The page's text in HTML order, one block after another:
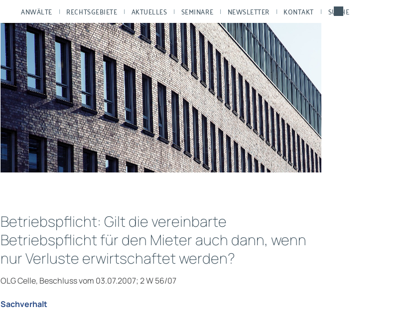
ANWÄLTE RECHTSGEBIETE AKTUELLES SEMINARE NEWSLETTER KONTAKT SUCHE
Betriebspflicht: Gilt die vereinbarte
Betriebspflicht für den Mieter auch dann, wenn
nur Verluste erwirtschaftet werden?
OLG Celle, Beschluss vom 03.07.2007; 2 W 56/07
Sachverhalt